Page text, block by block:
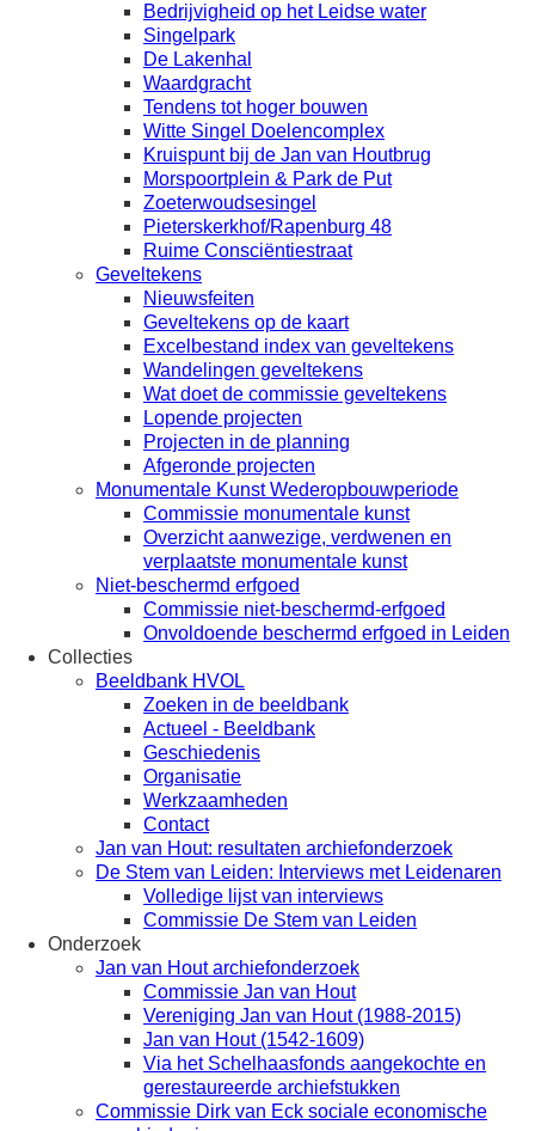
Bedrijvigheid op het Leidse water
Singelpark
De Lakenhal
Waardgracht
Tendens tot hoger bouwen
Witte Singel Doelencomplex
Kruispunt bij de Jan van Houtbrug
Morspoortplein & Park de Put
Zoeterwoudsesingel
Pieterskerkhof/Rapenburg 48
Ruime Consciëntiestraat
Geveltekens
Nieuwsfeiten
Geveltekens op de kaart
Excelbestand index van geveltekens
Wandelingen geveltekens
Wat doet de commissie geveltekens
Lopende projecten
Projecten in de planning
Afgeronde projecten
Monumentale Kunst Wederopbouwperiode
Commissie monumentale kunst
Overzicht aanwezige, verdwenen en
verplaatste monumentale kunst
Niet-beschermd erfgoed
Commissie niet-beschermd-erfgoed
Onvoldoende beschermd erfgoed in Leiden
Collecties
Beeldbank HVOL
Zoeken in de beeldbank
Actueel - Beeldbank
Geschiedenis
Organisatie
Werkzaamheden
Contact
Jan van Hout: resultaten archiefonderzoek
De Stem van Leiden: Interviews met Leidenaren
Volledige lijst van interviews
Commissie De Stem van Leiden
Onderzoek
Jan van Hout archiefonderzoek
Commissie Jan van Hout
Vereniging Jan van Hout (1988-2015)
Jan van Hout (1542-1609)
Via het Schelhaasfonds aangekochte en
gerestaureerde archiefstukken
Commissie Dirk van Eck sociale economische